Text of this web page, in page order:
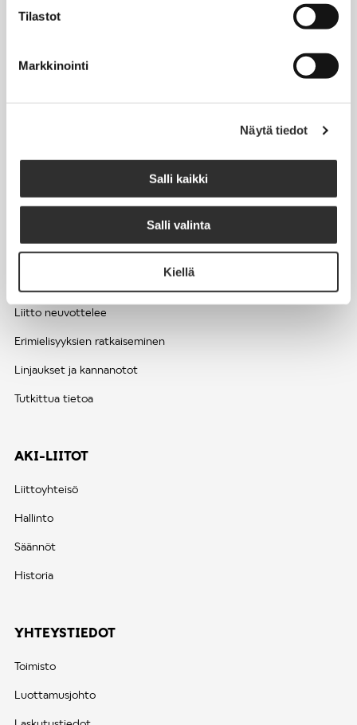
Tilastot
Markkinointi
Näytä tiedot
Salli kaikki
Salli valinta
Kiellä
Työttömyys ja lomautukset
Kesätyöntekijän työehdot ja palkkaus seurakuntien hengellisessä
EDUNVALVONTA
Liitto neuvottelee
Erimielisyyksien ratkaiseminen
Linjaukset ja kannanotot
Tutkittua tietoa
AKI-LIITOT
Liittoyhteisö
Hallinto
Säännöt
Historia
YHTEYSTIEDOT
Toimisto
Luottamusjohto